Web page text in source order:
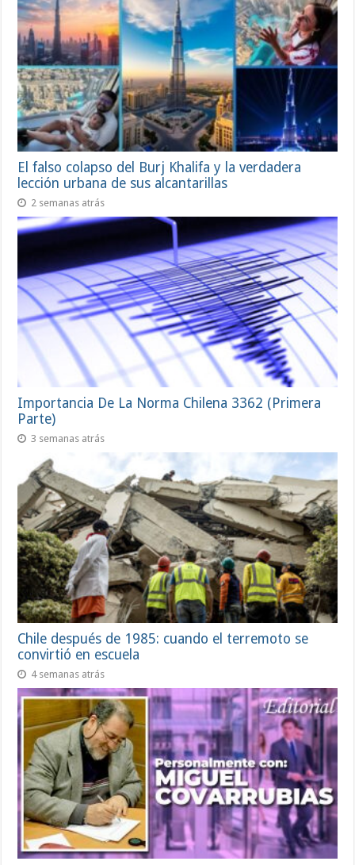
El falso colapso del Burj Khalifa y la verdadera
lección urbana de sus alcantarillas
2 semanas atrás
Importancia De La Norma Chilena 3362 (Primera
Parte)
3 semanas atrás
Chile después de 1985: cuando el terremoto se
convirtió en escuela
4 semanas atrás